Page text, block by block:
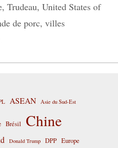
, Trudeau, United States of
de porc, villes
ASEAN Asie du Sud-Est
Brésil Chine
Donald Trump DPP Europe